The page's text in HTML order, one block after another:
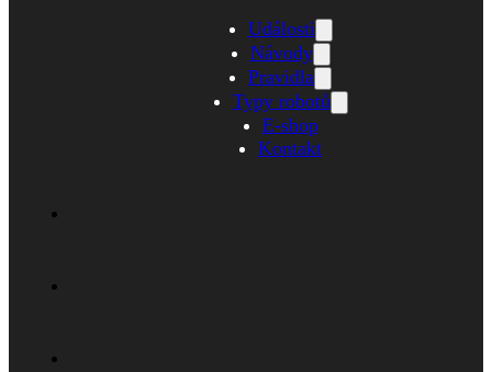
Události
Návody
Pravidla
Typy robotů
E-shop
Kontakt